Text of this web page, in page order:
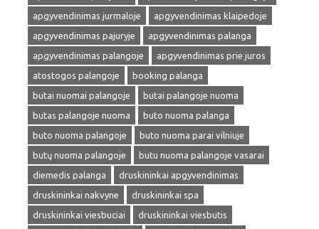
apgyvendinimas jurmaloje
apgyvendinimas klaipedoje
apgyvendinimas pajuryje
apgyvendinimas palanga
apgyvendinimas palangoje
apgyvendinimas prie juros
atostogos palangoje
booking palanga
butai nuomai palangoje
butai palangoje nuoma
butas palangoje nuoma
buto nuoma palanga
buto nuoma palangoje
buto nuoma parai vilniuje
butų nuoma palangoje
butu nuoma palangoje vasarai
diemedis palanga
druskininkai apgyvendinimas
druskininkai nakvyne
druskininkai spa
druskininkai viesbuciai
druskininkai viesbutis